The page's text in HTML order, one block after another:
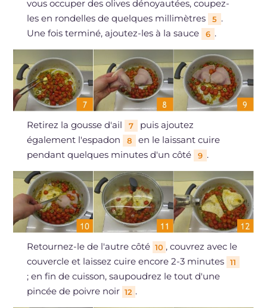
vous occuper des olives dénoyautées, coupez-
les en rondelles de quelques millimètres
5 .
Une fois terminé, ajoutez-les à la sauce
6 .
Retirez la gousse d'ail 7
puis ajoutez
également l'espadon
8
en le laissant cuire
pendant quelques minutes d'un côté
9 .
Retournez-le de l'autre côté 10 , couvrez avec le
couvercle et laissez cuire encore 2-3 minutes
11
; en fin de cuisson, saupoudrez le tout d'une
pincée de poivre noir 12 .